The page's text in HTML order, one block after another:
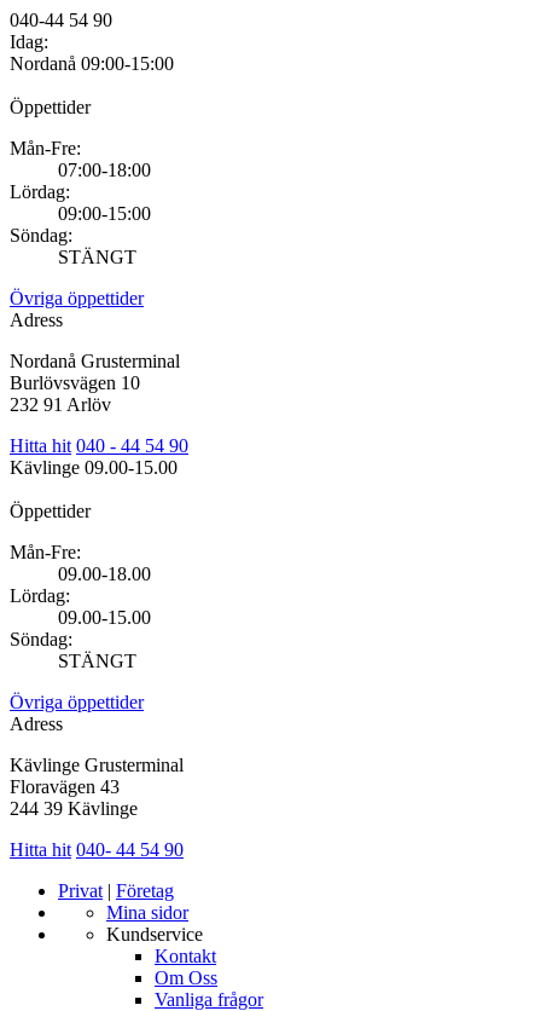
040-44 54 90
Idag:
Nordanå 09:00-15:00
Öppettider
Mån-Fre:
07:00-18:00
Lördag:
09:00-15:00
Söndag:
STÄNGT
Övriga öppettider
Adress
Nordanå Grusterminal
Burlövsvägen 10
232 91 Arlöv
Hitta hit 040 - 44 54 90
Kävlinge 09.00-15.00
Öppettider
Mån-Fre:
09.00-18.00
Lördag:
09.00-15.00
Söndag:
STÄNGT
Övriga öppettider
Adress
Kävlinge Grusterminal
Floravägen 43
244 39 Kävlinge
Hitta hit 040- 44 54 90
Privat | Företag
Mina sidor
Kundservice
Kontakt
Om Oss
Vanliga frågor